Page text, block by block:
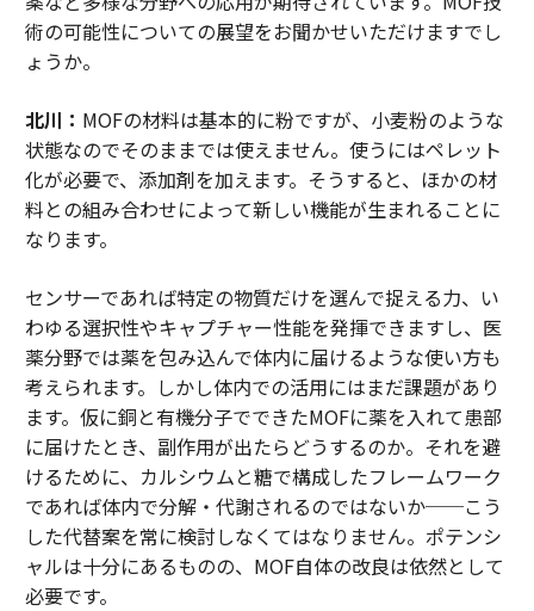
術の可能性についての展望をお聞かせいただけますでし
ょうか。
北川： MOFの材料は基本的に粉ですが、小麦粉のような
状態なのでそのままでは使えません。使うにはペレット
化が必要で、添加剤を加えます。そうすると、ほかの材
料との組み合わせによって新しい機能が生まれることに
なります。
センサーであれば特定の物質だけを選んで捉える力、い
わゆる選択性やキャプチャー性能を発揮できますし、医
薬分野では薬を包み込んで体内に届けるような使い方も
考えられます。しかし体内での活用にはまだ課題があり
ます。仮に銅と有機分子でできたMOFに薬を入れて患部
に届けたとき、副作用が出たらどうするのか。それを避
けるために、カルシウムと糖で構成したフレームワーク
であれば体内で分解・代謝されるのではないか──こう
した代替案を常に検討しなくてはなりません。ポテンシ
ャルは十分にあるものの、MOF自体の改良は依然として
必要です。